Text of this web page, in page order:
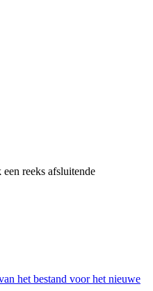
reeks afsluitende
het bestand voor het nieuwe